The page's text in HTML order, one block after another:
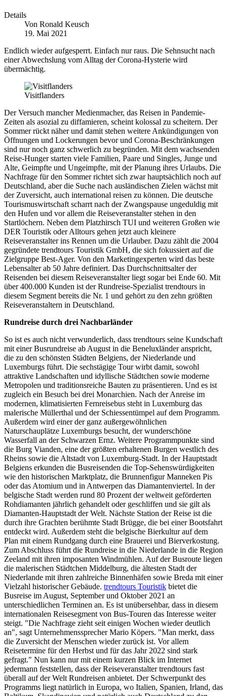
Details
Von Ronald Keusch
19. Mai 2021
Endlich wieder aufgesperrt. Einfach nur raus. Die Sehnsucht nach
einer Abwechslung vom Alltag der Corona-Hysterie wird
übermächtig.
Visitflanders
Der Versuch mancher Medienmacher, das Reisen in Pandemie-
Zeiten als asozial zu diffamieren, scheint kolossal zu scheitern. Der
Sommer rückt näher und damit stehen weitere Ankündigungen von
Öffnungen und Lockerungen bevor und Corona-Beschränkungen
sind nur noch ganz schwerlich zu begründen. Mit dem wachsenden
Reise-Hunger starten viele Familien, Paare und Singles, Junge und
Alte, Geimpfte und Ungeimpfte, mit der Planung ihres Urlaubs. Die
Nachfrage für den Sommer richtet sich zwar hauptsächlich noch auf
Deutschland, aber die Suche nach ausländischen Zielen wächst mit
der Zuversicht, auch international reisen zu können. Die deutsche
Tourismuswirtschaft scharrt nach der Zwangspause ungeduldig mit
den Hufen und vor allem die Reiseveranstalter stehen in den
Startlöchern. Neben dem Platzhirsch TUI und weiteren Großen wie
DER Touristik oder Alltours gehen jetzt auch kleinere
Reiseveranstalter ins Rennen um die Urlauber. Dazu zählt die 2004
gegründete trendtours Touristik GmbH, die sich fokussiert auf die
Zielgruppe Best-Ager. Von den Marketingexperten wird das beste
Lebensalter ab 50 Jahre definiert. Das Durchschnittsalter der
Reisenden bei diesem Reiseveranstalter liegt sogar bei Ende 60. Mit
über 400.000 Kunden ist der Rundreise-Spezialist trendtours in
diesem Segment bereits die Nr. 1 und gehört zu den zehn größten
Reiseveranstaltern in Deutschland.
Rundreise durch drei Nachbarländer
So ist es auch nicht verwunderlich, dass trendtours seine Kundschaft
mit einer Busrundreise ab August in die Beneluxländer anspricht,
die zu den schönsten Städten Belgiens, der Niederlande und
Luxemburgs führt. Die sechstägige Tour wirbt damit, sowohl
attraktive Landschaften und idyllische Städtchen sowie moderne
Metropolen und traditionsreiche Bauten zu präsentieren. Und es ist
zugleich ein Besuch bei drei Monarchien. Nach der Anreise im
modernen, klimatisierten Fernreisebus steht in Luxemburg das
malerische Müllerthal und der Schiessentümpel auf dem Programm.
Außerdem wird einer der ganz außergewöhnlichen
Naturschauplätze Luxemburgs besucht, der wunderschöne
Wasserfall an der Schwarzen Ernz. Weitere Programmpunkte sind
die Burg Vianden, eine der größten erhaltenen Burgen westlich des
Rheins sowie die Altstadt von Luxemburg-Stadt. In der Hauptstadt
Belgiens erkunden die Busreisenden die Top-Sehenswürdigkeiten
wie den historischen Marktplatz, die Brunnenfigur Manneken Pis
oder das Atomium und in Antwerpen das Diamantenviertel. In der
belgische Stadt werden rund 80 Prozent der weltweit geförderten
Rohdiamanten jährlich gehandelt oder geschliffen und sie gilt als
Diamanten-Hauptstadt der Welt. Nächste Station der Reise ist die
durch ihre Grachten berühmte Stadt Brügge, die bei einer Bootsfahrt
entdeckt wird. Außerdem steht die belgische Bierkultur auf dem
Plan mit einem Rundgang durch eine Brauerei und Bierverkostung.
Zum Abschluss führt die Rundreise in die Niederlande in die Region
Zeeland mit ihren imposanten Windmühlen. Auf der Busroute liegen
die malerischen Städtchen Middelburg, die ältesten Stadt der
Niederlande mit ihren zahlreiche Binnenhäfen sowie Breda mit einer
Vielzahl historischer Gebäude. trendtours Touristik bietet die
Busreise im August, September und Oktober 2021 an
unterschiedlichen Terminen an. Es ist unübersehbar, dass in diesem
internationalen Reisesegment von Bus-Touren das Interesse weiter
steigt. "Die Nachfrage zieht seit einigen Wochen wieder deutlich
an", sagt Unternehmenssprecher Mario Köpers. "Man merkt, dass
die Zuversicht der Menschen wieder zurück ist. Vor allem
Reisetermine für den Herbst und für das Jahr 2022 sind stark
gefragt." Nun kann nur mit einem kurzen Blick im Internet
jedermann feststellen, dass der Reiseveranstalter trendtours fast
überall auf der Welt Rundreisen anbietet. Der Schwerpunkt des
Programms liegt natürlich in Europa, wo Italien, Spanien, Irland, das